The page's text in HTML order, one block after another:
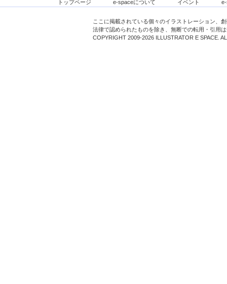
トップページ e-spaceについて イベント
ここに掲載されている個々のイラストレーション、
法律で認められたものを除き、無断での転用・引用
COPYRIGHT 2009-2026 ILLUSTRATOR E SPACE.